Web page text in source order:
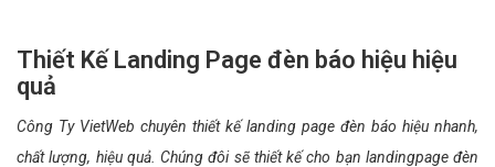
Thiết Kế Landing Page đèn báo hiệu hiệu
quả
Công Ty VietWeb chuyên thiết kế landing page đèn báo hiệu nhanh,
chất lượng, hiệu quả. Chúng đôi sẽ thiết kế cho bạn landingpage đèn